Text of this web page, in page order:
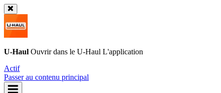
U-Haul Ouvrir dans le U-Haul L'application
Actif
Passer au contenu principal